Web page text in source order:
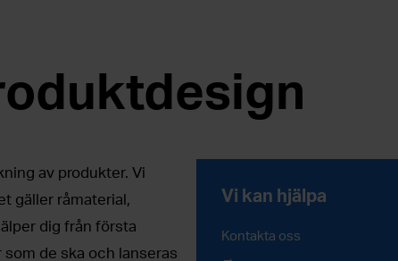
av produkter. Vi
gäller råmaterial,
dig från första
de ska och lanseras
Vi kan hjälpa
Kontakta oss